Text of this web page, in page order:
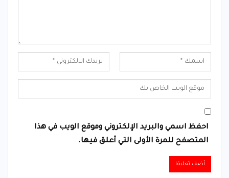
احفظ اسمي والبريد الإلكتروني وموقع الويب في هذا
المتصفح للمرة الأولى التي أعلق فيها.